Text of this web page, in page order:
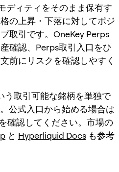
ディティをそのまま保有す
の上昇・下落に対してポジ
取引です。OneKey Perps
確認、Perps取引入口をひ
前にリスクを確認しやすく
う取引可能な銘柄を単独で
公式入口から始める場合は
を確認してください。市場の
と Hyperliquid Docs も参考